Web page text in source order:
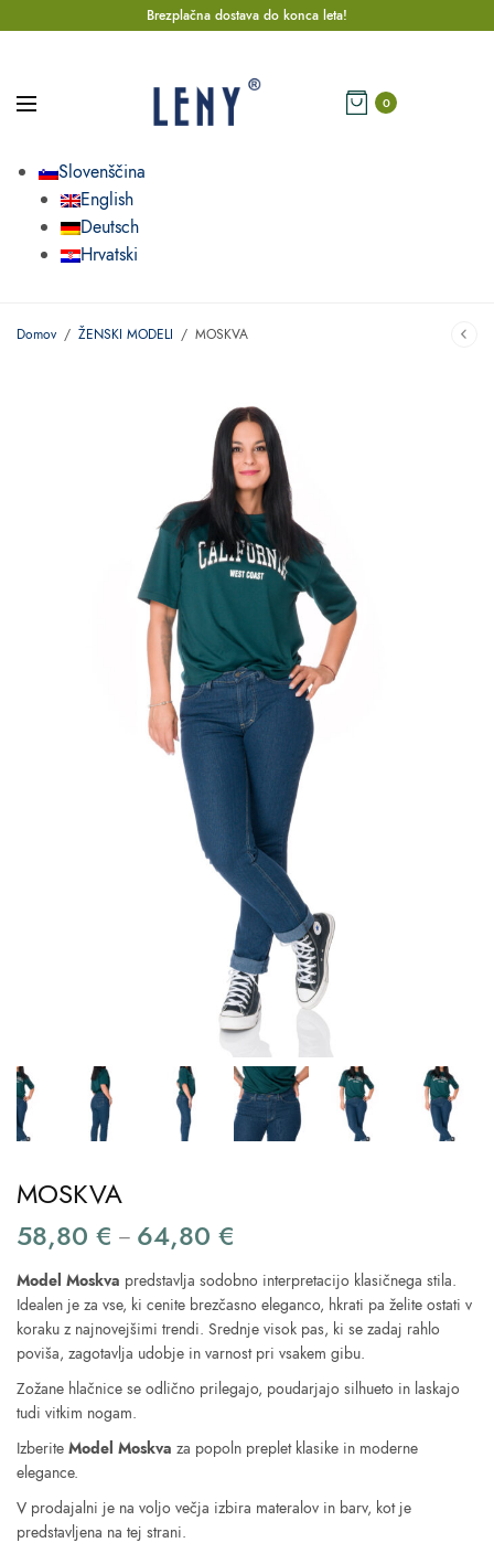
Brezplačna dostava do konca leta!
0
Slovenščina
English
Deutsch
Hrvatski
Domov / ŽENSKI MODELI / MOSKVA
MOSKVA
58,80€ – 64,80€
58,80 €
through
64,80 €
Model Moskva predstavlja sodobno interpretacijo klasičnega stila.
Idealen je za vse, ki cenite brezčasno eleganco, hkrati pa želite ostati v
koraku z najnovejšimi trendi. Srednje visok pas, ki se zadaj rahlo
poviša, zagotavlja udobje in varnost pri vsakem gibu.
Zožane hlačnice se odlično prilegajo, poudarjajo silhueto in laskajo
tudi vitkim nogam.
IzberiteModel Moskva za popoln preplet klasike in moderne
elegance.
V prodajalni je na voljo večja izbira materalov in barv, kot je
predstavljena na tej strani.